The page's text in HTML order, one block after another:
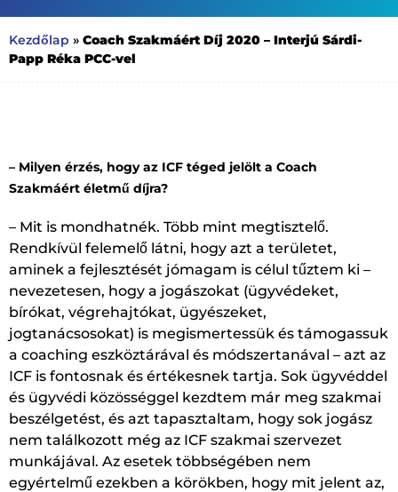
Kezdőlap » Coach Szakmáért Díj 2020 – Interjú Sárdi-
Papp Réka PCC-vel
– Milyen érzés, hogy az ICF téged jelölt a Coach
Szakmáért életmű díjra?
– Mit is mondhatnék. Több mint megtisztelő.
Rendkívül felemelő látni, hogy azt a területet,
aminek a fejlesztését jómagam is célul tűztem ki –
nevezetesen, hogy a jogászokat (ügyvédeket,
bírókat, végrehajtókat, ügyészeket,
jogtanácsosokat) is megismertessük és támogassuk
a coaching eszköztárával és módszertanával – azt az
ICF is fontosnak és értékesnek tartja. Sok ügyvéddel
és ügyvédi közösséggel kezdtem már meg szakmai
beszélgetést, és azt tapasztaltam, hogy sok jogász
nem találkozott még az ICF szakmai szervezet
munkájával. Az esetek többségében nem
egyértelmű ezekben a körökben, hogy mit jelent az,